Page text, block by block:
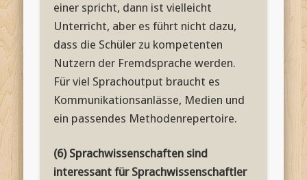
einer spricht, dann ist vielleicht
Unterricht, aber es führt nicht dazu,
dass die Schüler zu kompetenten
Nutzern der Fremdsprache werden.
Für viel Sprachoutput braucht es
Kommunikationsanlässe, Medien und
ein passendes Methodenrepertoire.
(6) Sprachwissenschaften sind
interessant für Sprachwissenschaftler